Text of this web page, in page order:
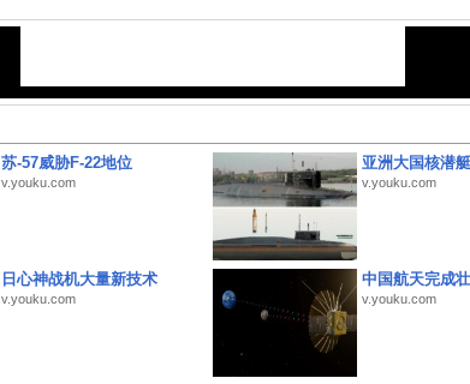
苏-57威胁F-22地位
v.youku.com
亚洲大国核潜
v.youku.com
日心神战机大量新技术
v.youku.com
中国航天完成
v.youku.com